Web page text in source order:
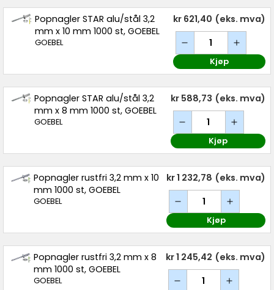
Popnagler STAR alu/stål 3,2
mm x 10 mm 1000 st, GOEBEL
GOEBEL
kr 621,40 (eks. mva)
Kjøp
Popnagler STAR alu/stål 3,2
mm x 8 mm 1000 st, GOEBEL
GOEBEL
kr 588,73 (eks. mva)
Kjøp
Popnagler rustfri 3,2 mm x 10
mm 1000 st, GOEBEL
GOEBEL
kr 1 232,78 (eks. mva)
Kjøp
Popnagler rustfri 3,2 mm x 8
mm 1000 st, GOEBEL
GOEBEL
kr 1 245,42 (eks. mva)